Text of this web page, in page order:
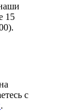
15
с
.